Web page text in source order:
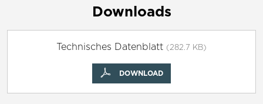
Downloads
Technisches Datenblatt (282.7 KB)
DOWNLOAD